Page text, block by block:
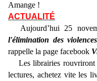
Amange !
ACTUALITÉ
Aujourd’hui 25
l'élimination des
rappelle la page facebook
Les librairies rouvriront
lectures, achetez vite les